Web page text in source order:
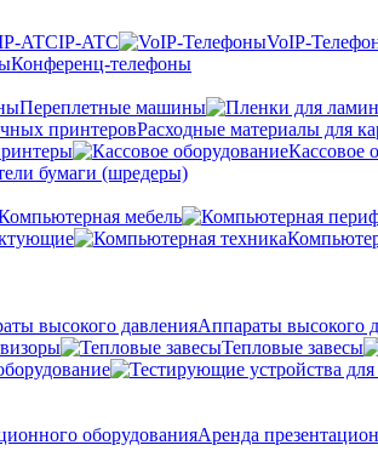
IP-ATC VoIP-
Конференц-телефоны
Переплетные машины
Расходные материалы для
Кассовое
бумаги (шредеры)
мебель
Аппараты высокого
Тепловые завесы
Аренда